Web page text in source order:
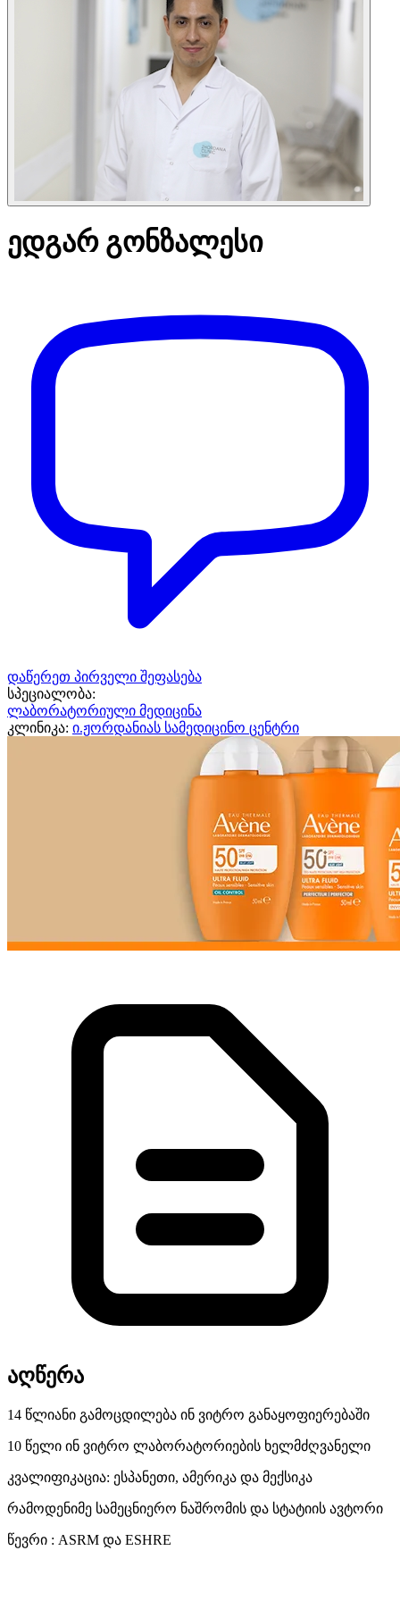
ედგარ გონზალესი
დაწერეთ პირველი შეფასება
სპეციალობა:
ლაბორატორიული მედიცინა
კლინიკა: ი.ჟორდანიას სამედიცინო ცენტრი
აღწერა
​14 წლიანი გამოცდილება ინ ვიტრო განაყოფიერებაში
10 წელი ინ ვიტრო ლაბორატორიების ხელმძღვანელი
კვალიფიკაცია: ესპანეთი, ამერიკა და მექსიკა
რამოდენიმე სამეცნიერო ნაშრომის და სტატიის ავტორი
წევრი : ASRM და ESHRE